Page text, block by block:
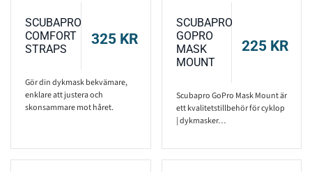
SCUBAPRO
COMFORT
STRAPS
325 KR
Gör din dykmask bekvämare,
enklare att justera och
skonsammare mot håret.
SCUBAPRO
GOPRO
MASK
MOUNT
225 KR
Scubapro GoPro Mask Mount är
ett kvalitetstillbehör för cyklop
| dykmasker…